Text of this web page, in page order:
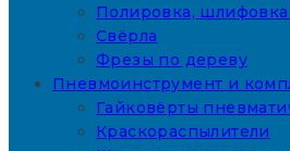
Полировка, шлифовка
Свёрла
Фрезы по дереву
Пневмоинструмент и
Гайковёрты
Краскораспылители